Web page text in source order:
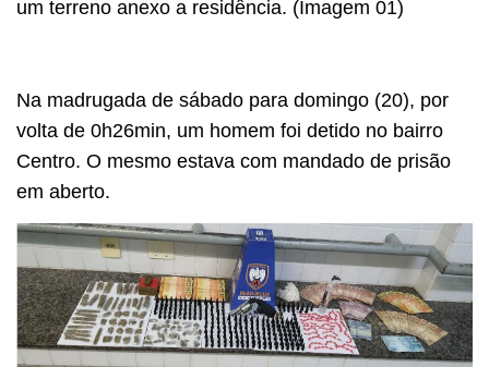
um terreno anexo a residência. (Imagem 01)
Na madrugada de sábado para domingo (20), por
volta de 0h26min, um homem foi detido no bairro
Centro. O mesmo estava com mandado de prisão
em aberto.